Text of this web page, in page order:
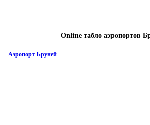
Online табло аэропортов
Аэропорт Бруней